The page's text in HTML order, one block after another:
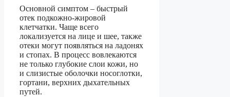
Основной симптом – быстрый
отек подкожно-жировой
клетчатки. Чаще всего
локализуется на лице и шее, также
отеки могут появляться на ладонях
и стопах. В процесс вовлекаются
не только глубокие слои кожи, но
и слизистые оболочки носоглотки,
гортани, верхних дыхательных
путей.